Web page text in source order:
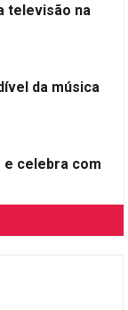
televisão na
da música
e celebra com